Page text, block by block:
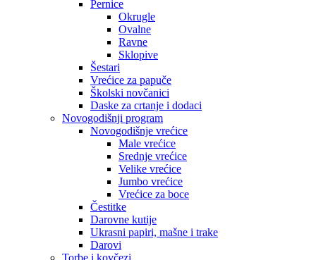
Pernice
Okrugle
Ovalne
Ravne
Sklopive
Šestari
Vrećice za papuče
Školski novčanici
Daske za crtanje i dodaci
Novogodišnji program
Novogodišnje vrećice
Male vrećice
Srednje vrećice
Velike vrećice
Jumbo vrećice
Vrećice za boce
Čestitke
Darovne kutije
Ukrasni papiri, mašne i trake
Darovi
Torbe i kovčezi